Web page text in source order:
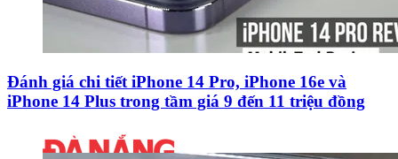
Đánh giá chi tiết iPhone 14 Pro, iPhone 16e và
iPhone 14 Plus trong tầm giá 9 đến 11 triệu đồng